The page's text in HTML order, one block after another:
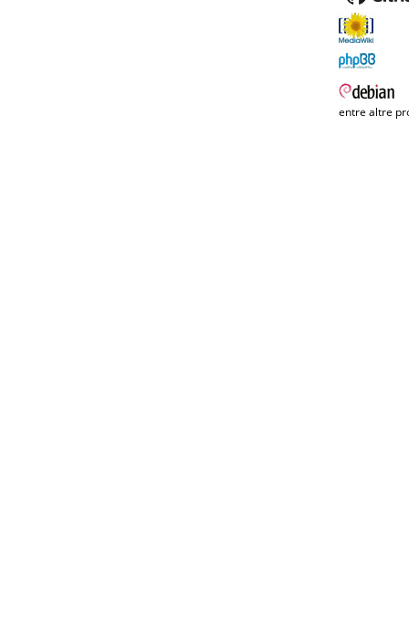
entre altre